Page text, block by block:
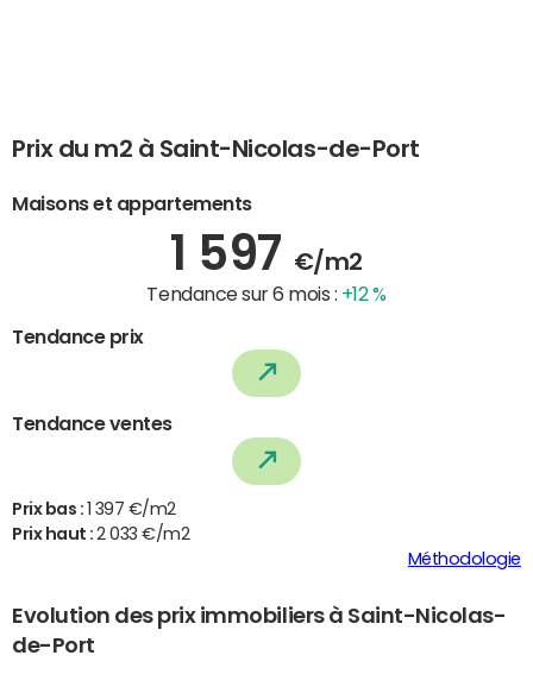
Prix du m2 à Saint-Nicolas-de-Port
Maisons et appartements
1 597 €/m2
Tendance sur 6 mois : +12 %
Tendance prix
Tendance ventes
Prix bas :
1 397 €/m2
Prix haut :2 033 €/m2
Méthodologie
Evolution des prix immobiliers à Saint-Nicolas-
de-Port